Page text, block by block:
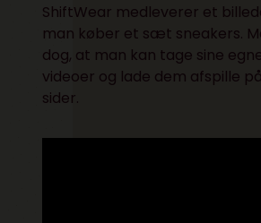
ShiftWear medleverer et
man køber et sæt sneakers.
dog, at man kan tage sine
videoer og lade dem afspille
sider.